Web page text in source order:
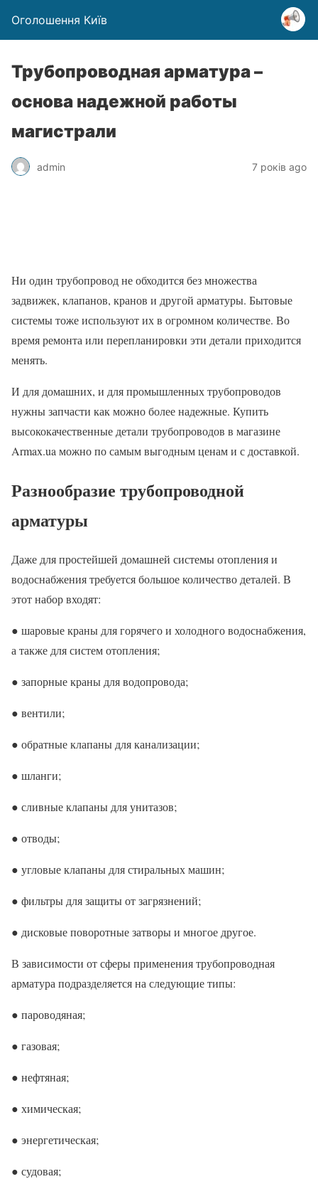
Оголошення Київ
Трубопроводная арматура –
основа надежной работы
магистрали
admin 7 років ago
Ни один трубопровод не обходится без множества
задвижек, клапанов, кранов и другой арматуры. Бытовые
системы тоже используют их в огромном количестве. Во
время ремонта или перепланировки эти детали приходится
менять.
И для домашних, и для промышленных трубопроводов
нужны запчасти как можно более надежные. Купить
высококачественные детали трубопроводов в магазине
Armax.ua можно по самым выгодным ценам и с доставкой.
Разнообразие трубопроводной
арматуры
Даже для простейшей домашней системы отопления и
водоснабжения требуется большое количество деталей. В
этот набор входят:
● шаровые краны для горячего и холодного водоснабжения,
а также для систем отопления;
● запорные краны для водопровода;
● вентили;
● обратные клапаны для канализации;
● шланги;
● сливные клапаны для унитазов;
● отводы;
● угловые клапаны для стиральных машин;
● фильтры для защиты от загрязнений;
● дисковые поворотные затворы и многое другое.
В зависимости от сферы применения трубопроводная
арматура подразделяется на следующие типы:
● пароводяная;
● газовая;
● нефтяная;
● химическая;
● энергетическая;
● судовая;